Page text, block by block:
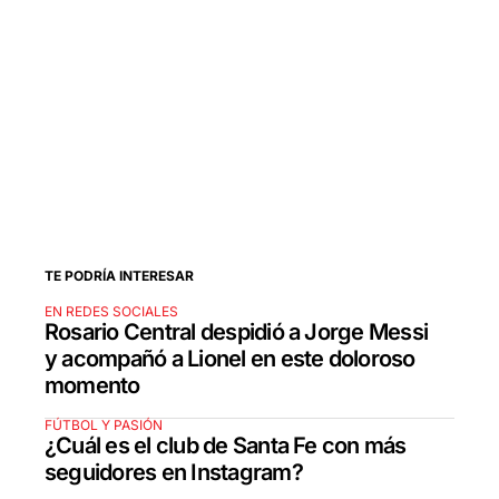
TE PODRÍA INTERESAR
EN REDES SOCIALES
Rosario Central despidió a Jorge Messi
y acompañó a Lionel en este doloroso
momento
FÚTBOL Y PASIÓN
¿Cuál es el club de Santa Fe con más
seguidores en Instagram?